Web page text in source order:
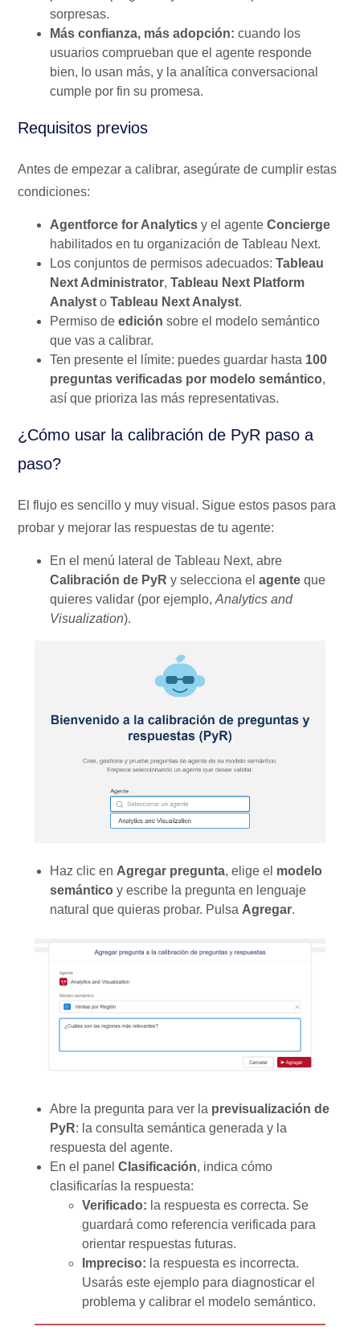
sorpresas.
Más confianza, más adopción: cuando los
usuarios comprueban que el agente responde
bien, lo usan más, y la analítica conversacional
cumple por fin su promesa.
Requisitos previos
Antes de empezar a calibrar, asegúrate de cumplir estas
condiciones:
Agentforce for Analytics y el agenteConcierge
habilitados en tu organización de Tableau Next.
Los conjuntos de permisos adecuados:Tableau
Next Administrator,Tableau Next Platform
Analyst oTableau Next Analyst.
Permiso deedición sobre el modelo semántico
que vas a calibrar.
Ten presente el límite: puedes guardar hasta 100
preguntas verificadas por modelo semántico,
así que prioriza las más representativas.
¿Cómo usar la calibración de PyR paso a
paso?
El flujo es sencillo y muy visual. Sigue estos pasos para
probar y mejorar las respuestas de tu agente:
En el menú lateral de Tableau Next, abre
Calibración de PyR y selecciona elagente que
quieres validar (por ejemplo,Analytics and
Visualization).
Haz clic enAgregar pregunta, elige el modelo
semántico y escribe la pregunta en lenguaje
natural que quieras probar. PulsaAgregar.
Abre la pregunta para ver la previsualización de
PyR: la consulta semántica generada y la
respuesta del agente.
En el panelClasificación, indica cómo
clasificarías la respuesta:
Verificado: la respuesta es correcta. Se
guardará como referencia verificada para
orientar respuestas futuras.
Impreciso: la respuesta es incorrecta.
Usarás este ejemplo para diagnosticar el
problema y calibrar el modelo semántico.